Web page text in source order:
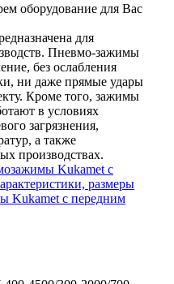
оборудование для Вас
для
Пневмо-зажимы
без ослабления
ни даже прямые удары
Кроме того, зажимы
в условиях
загрязнения,
а также
производствах.
Kukamet с передним